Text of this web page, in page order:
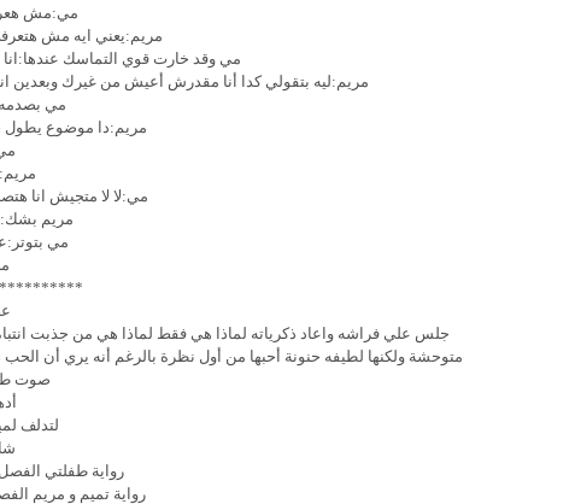
مي:مش
مريم:يعني ايه مش
مي وقد خارت قوي التماسك
مريم:ليه بتقولي كدا أنا مقدرش أعيش من غيرك وبعدين
مي
مريم:دا موضوع يطول
مي:لا لا متجيش انا
مريم
مي
جلس علي فراشه واعاد ذكرياته لماذا هي فقط لماذا هي من جذبت انتباه
متوحشة ولكنها لطيفه حنونة أحبها من أول نظرة بالرغم أنه يري أن
صوت
لتدلف
رواية طفلتي الفصل
رواية تميم و مريم الفصل الثالث 3